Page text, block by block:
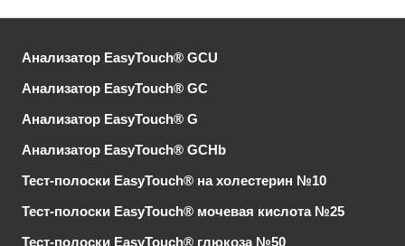
Анализатор EasyTouch® GCU
Анализатор EasyTouch® GC
Анализатор EasyTouch® G
Анализатор EasyTouch® GCHb
Тест-полоски EasyTouch® на холестерин №10
Тест-полоски EasyTouch® мочевая кислота №25
Тест-полоски EasyTouch® глюкоза №50